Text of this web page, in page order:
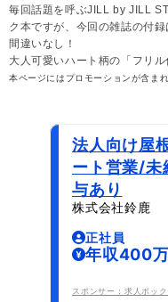
毎回話題を呼ぶJILL by JILL
ク本ですが、今回の雑誌の付
間違いなし！
大人可愛いハート柄の「フリ
本ページにはプロモーションが含ま
法人向け屋
ート営業/
与あり
株式会社鈴鹿
正社員
年収400
スポンサー：求人ボック